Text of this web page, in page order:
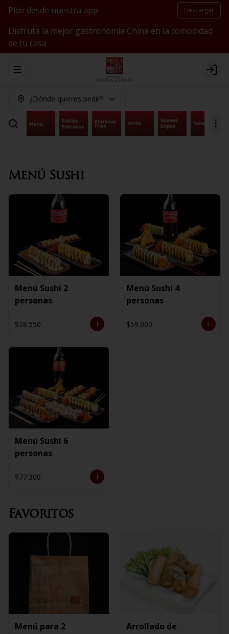
Pide desde nuestra app Descargar
Disfruta la mejor gastronomía China en la comodidad
de tu casa
Abrir menu de navegación Login
¿Dónde quieres pedir?
Menú Sushi
Menú Sushi 2
personas
$28.550
Menú Sushi 4
personas
$59.000
Menú Sushi 6
personas
$77.300
Favoritos
Menú para 2
Arrollado de